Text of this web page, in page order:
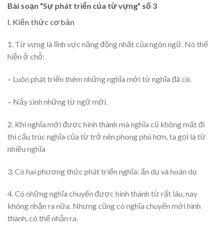
Bài soạn “Sự phát triển của từ vựng” số 3
I. Kiến thức cơ bản
1. Từ vựng là lĩnh vực năng động nhất của ngôn ngữ. Nó thể
hiện ở chỗ:
– Luôn phát triển thêm những nghĩa mới từ nghĩa đã có.
– Nảy sinh những từ ngữ mới.
2. Khi nghĩa mới được hình thành mà nghĩa cũ không mất đi
thì cấu trúc nghĩa của từ trở nên phong phú hơn, ta gọi là từ
nhiều nghĩa
3. Có hai phương thức phát triển nghĩa: ẩn dụ và hoán dụ
4. Có những nghĩa chuyển được hình thành từ rất lâu, nay
không nhận ra nữa. Nhưng cũng có nghĩa chuyển mới hình
thành, có thể nhận ra.